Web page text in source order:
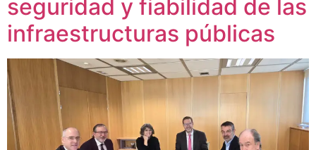
seguridad y fiabilidad de las
infraestructuras públicas